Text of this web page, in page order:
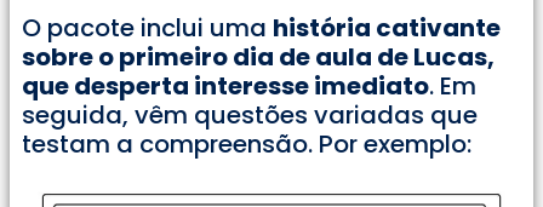
O pacote inclui uma história cativante
sobre o primeiro dia de aula de Lucas,
que desperta interesse imediato. Em
seguida, vêm questões variadas que
testam a compreensão. Por exemplo: